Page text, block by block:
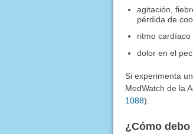
agitación,
pérdida de
ritmo
dolor en el
Si experimenta
MedWatch de la
1088).
¿Cómo